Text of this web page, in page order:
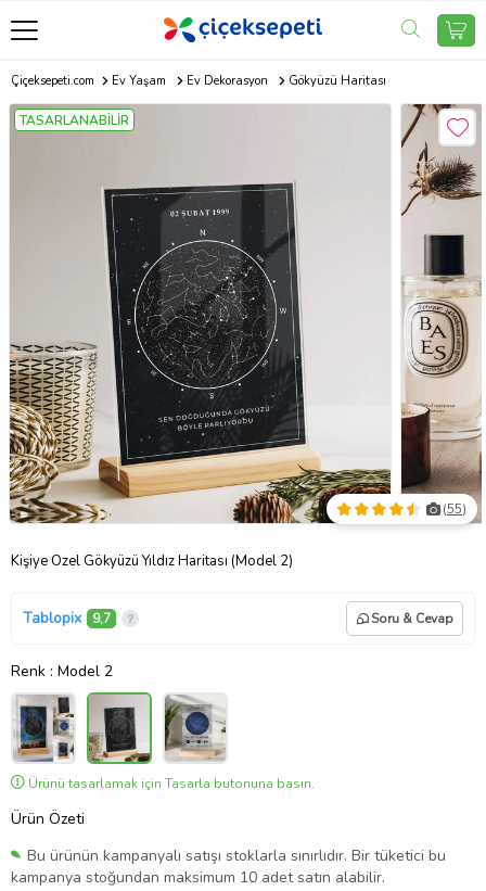
Çiçeksepeti.com Ev Yaşam Ev Dekorasyon Gökyüzü Haritası
TASARLANABİLİR
Kişiye Özel Gökyüzü Yıldız Haritası (Model 2)
(55)
Tablopix 9,7 Soru & Cevap
Renk : Model 2
Ürünü tasarlamak için Tasarla butonuna basın.
Ürün Özeti
Bu ürünün kampanyalı satışı stoklarla sınırlıdır. Bir tüketici bu
kampanya stoğundan maksimum 10 adet satın alabilir.